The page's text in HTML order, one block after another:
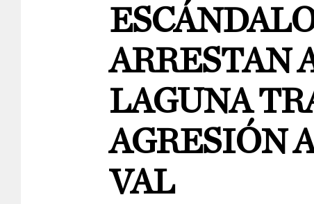
ARRESTAN
LAGUNA
AGRESIÓN
VAL